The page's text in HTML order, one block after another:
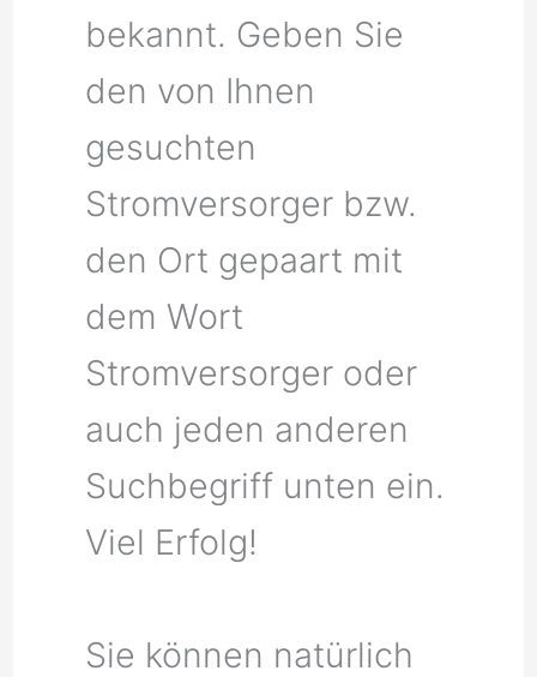
bekannt. Geben Sie
den von Ihnen
gesuchten
Stromversorger bzw.
den Ort gepaart mit
dem Wort
Stromversorger oder
auch jeden anderen
Suchbegriff unten ein.
Viel Erfolg!
Sie können natürlich